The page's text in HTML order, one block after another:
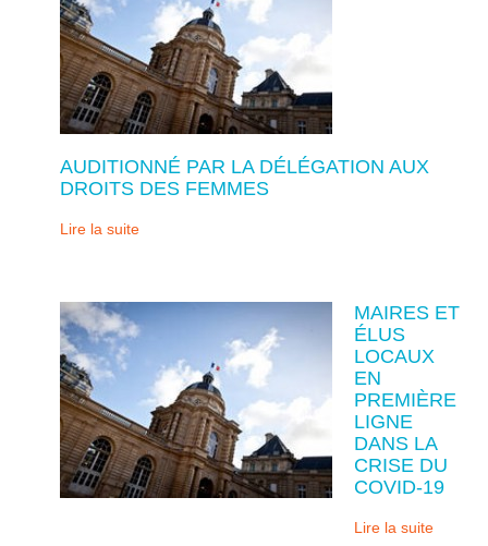
AUDITIONNÉ PAR LA DÉLÉGATION AUX
DROITS DES FEMMES
Lire la suite
MAIRES ET
ÉLUS
LOCAUX
EN
PREMIÈRE
LIGNE
DANS LA
CRISE DU
COVID-19
Lire la suite